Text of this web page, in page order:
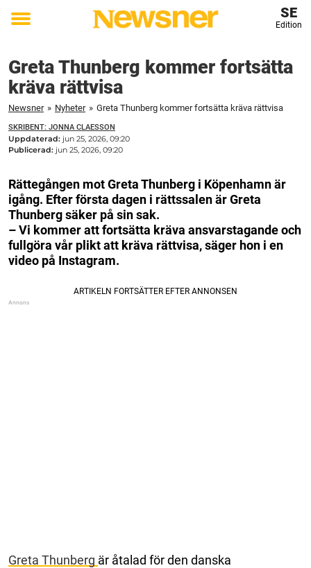
Toggle
SE
Edition
Greta Thunberg kommer fortsätta
kräva rättvisa
Newsner » Nyheter » Greta Thunberg kommer fortsätta kräva rättvisa
SKRIBENT: JONNA CLAESSON
Uppdaterad: jun 25, 2026, 09:20
Publicerad: jun 25, 2026, 09:20
Rättegången mot Greta Thunberg i Köpenhamn är
igång. Efter första dagen i rättssalen är Greta
Thunberg säker på sin sak.
– Vi kommer att fortsätta kräva ansvarstagande och
fullgöra vår plikt att kräva rättvisa, säger hon i en
video på Instagram.
Greta Thunberg är åtalad för den danska